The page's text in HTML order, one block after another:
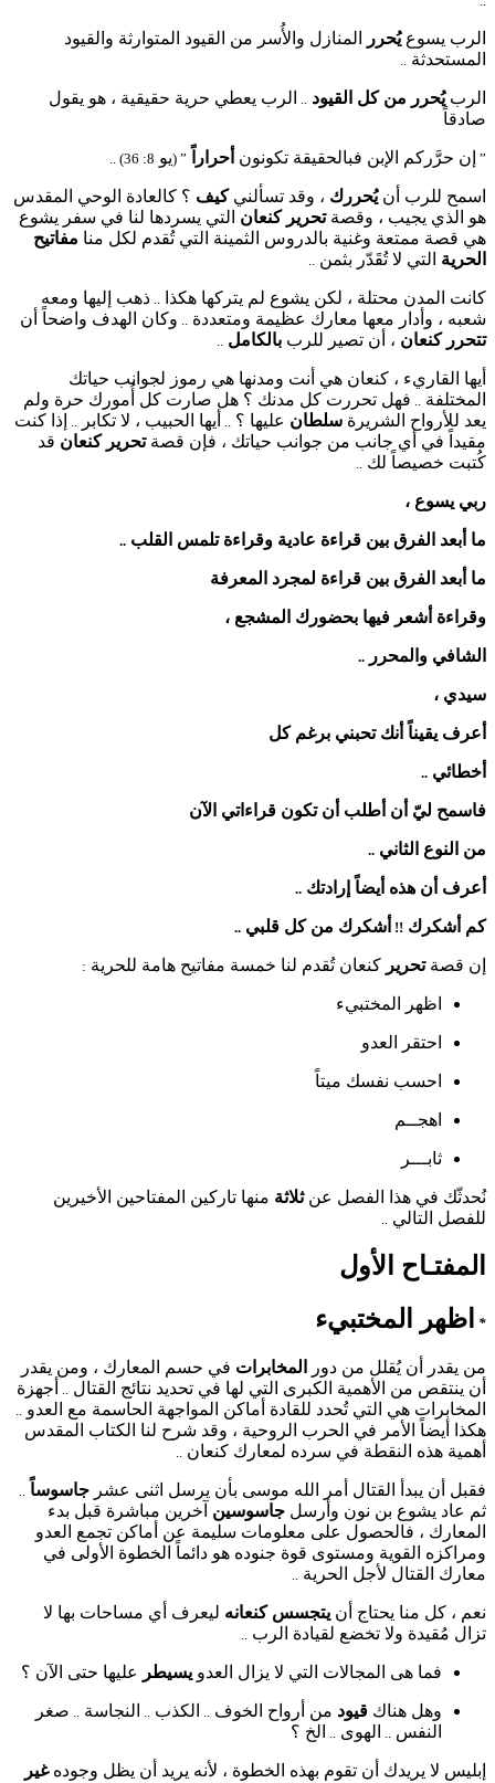
الرب يسوعيُحرر
المنازل والأُسر من القيود المتوارثة والقيود
المستحدثة
الربيُحرر من كل القيود
الرب يعطي حرية حقيقية ، هو يقول
صادقاً
” إن حرَّركم الإبن فبالحقيقة تكونون أحراراً ” (يو 8: 36) ..
اسمح للرب أنيُحررك ، وقد تسألنيكيف ؟ كالعادة الوحي المقدس
هو الذي يجيب ، وقصةتحرير كنعان التي يسردها لنا في سفر يشوع
هي قصة ممتعة وغنية بالدروس الثمينة التي تُقدم لكل منا مفاتيح
الحرية التي لا تُقَدّر بثمن
كانت المدن محتلة ، لكن يشوع لم يتركها هكذا
ذهب إليها ومعه
شعبه ، وأدار معها معارك عظيمة ومتعددة
وكان الهدف واضحاً أن
تتحرر كنعان ، أن تصير للرب بالكامل
أيها القاريء ، كنعان هي أنت ومدنها هي رموز لجوانب حياتك
المختلفة
فهل تحررت كل مدنك ؟ هل صارت كل أُمورك حرة ولم
يعد للأرواح الشريرة سلطان عليها ؟ أيها الحبيب ، لا تكابر
إذا كنت
مقيداً في أي جانب من جوانب حياتك ، فإن قصةتحرير كنعان قد
كُتبت خصيصاً لك
ربي يسوع ،
ما أبعد الفرق بين قراءة عادية وقراءة تلمس القلب ..
ما أبعد الفرق بين قراءة لمجرد المعرفة
وقراءة أشعر فيها بحضورك المشجع ،
الشافي والمحرر ..
سيدي ،
أعرف يقيناً أنك تحبني برغم كل
أخطائي ..
فاسمح ليّ أن أطلب أن تكون قراءاتي الآن
من النوع الثاني ..
أعرف أن هذه أيضاً إرادتك ..
كم أشكرك !! أشكرك من كل قلبي ..
إن قصةتحرير كنعان تُقدم لنا خمسة مفاتيح هامة للحرية :
اظهر المختبيء
احتقر العدو
احسب نفسك ميتاً
اهجــم
ثابـــر
نُحدثّك في هذا الفصل عنثلاثة منها تاركين المفتاحين الأخيرين
للفصل التالي
المفتـاح الأول
* اظهر المختبيء
من يقدر أن يُقلل من دور المخابرات في حسم المعارك ، ومن يقدر
أن ينتقص من الأهمية الكبرى التي لها في تحديد نتائج القتال
أجهزة
المخابرات هي التي تُحدد للقادة أماكن المواجهة الحاسمة مع العدو
هكذا أيضاً الأمر في الحرب الروحية ، وقد شرح لنا الكتاب المقدس
أهمية هذه النقطة في سرده لمعارك كنعان
فقبل أن يبدأ القتال أمر الله موسى بأن يرسل اثنى عشر جاسوساً
ثم عاد يشوع بن نون وأرسل جاسوسين آخرين مباشرة قبل بدء
المعارك ، فالحصول على معلومات سليمة عن أماكن تجمع العدو
ومراكزه القوية ومستوى قوة جنوده هو دائماً الخطوة الأولى في
معارك القتال لأجل الحرية
نعم ، كل منا يحتاج أن يتجسس كنعانه ليعرف أي مساحات بها لا
تزال مُقيدة ولا تخضع لقيادة الرب
فما هى المجالات التي لا يزال العدو يسيطر عليها حتى الآن ؟
وهل هناك قيود من أرواح الخوف الكذب النجاسة
صغر
النفس
الهوى الخ ؟
إبليس لا يريدك أن تقوم بهذه الخطوة ، لأنه يريد أن يظل وجودهغير